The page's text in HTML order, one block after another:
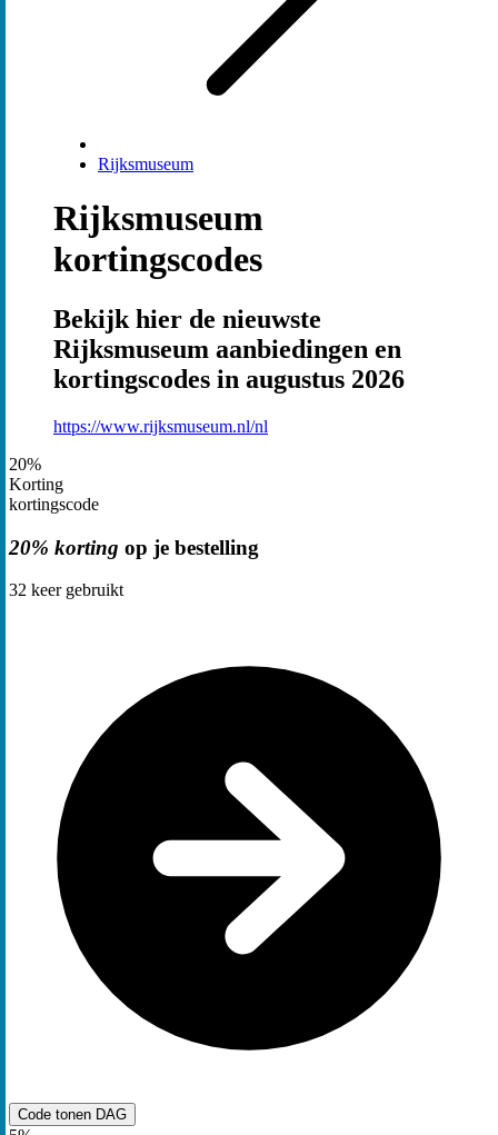
Rijksmuseum
Rijksmuseum
kortingscodes
Bekijk hier de nieuwste
Rijksmuseum aanbiedingen en
kortingscodes in augustus 2026
https://www.rijksmuseum.nl/nl
20%
Korting
kortingscode
20% korting op je bestelling
32 keer gebruikt
Code tonen DAG